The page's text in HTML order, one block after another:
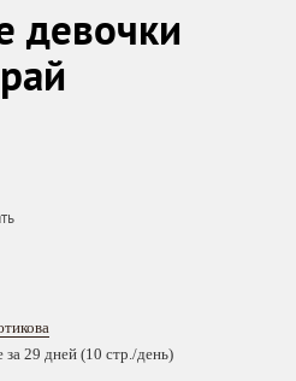
девочки
29 дней (10 стр./день)